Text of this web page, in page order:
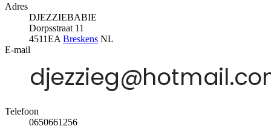
Adres
DJEZZIEBABIE
Dorpsstraat 11
4511EA Breskens NL
E-mail
Telefoon
0650661256